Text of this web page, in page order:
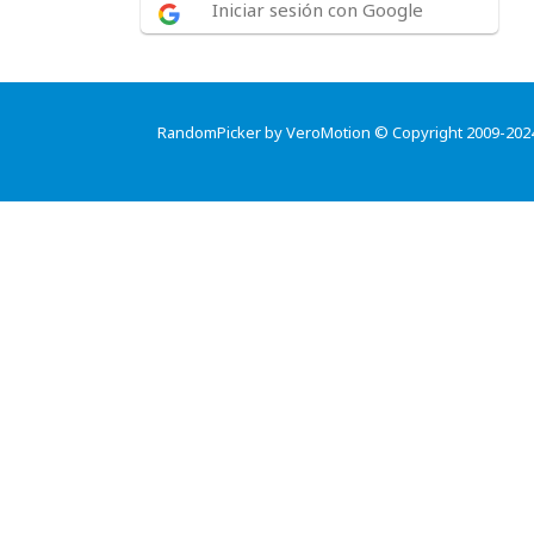
Iniciar sesión con Google
RandomPicker by VeroMotion © Copyright 2009-